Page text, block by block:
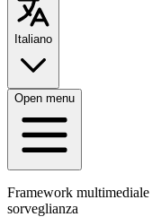
Italiano
Open menu
Framework
sorveglianza